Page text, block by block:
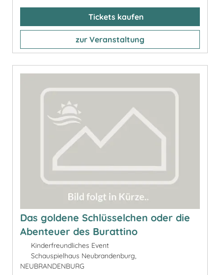
Tickets kaufen
zur Veranstaltung
Das goldene Schlüsselchen oder die
Abenteuer des Burattino
Kinderfreundliches Event
Schauspielhaus Neubrandenburg,
NEUBRANDENBURG